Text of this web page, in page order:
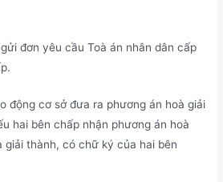
đơn yêu cầu Toà án nhân dân cấp
động cơ sở đưa ra phương án hoà giải
hai bên chấp nhận phương án hoà
giải thành, có chữ ký của hai bên